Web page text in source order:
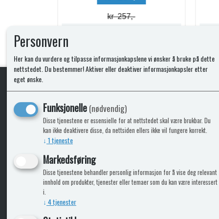
kr 74,-
Kjøp
KLikk & hent
ICARAVANGRUPPEN
Bobilkjeden - iCaravan Tromsø
Caravan.no - når camping er livet
Fritidsvarehuset.no - barn og velvære
Cookies
Personvern
Her kan du vurdere og tilpasse informasjonkapslene vi ønsker å bruke på dette
nettstedet. Du bestemmer! Aktiver eller deaktiver informasjonkapsler etter
eget ønske.
Funksjonelle(nødvendig)
Disse tjenestene er essensielle for at nettstedet skal være brukbar. Du
kan ikke deaktivere disse, da nettsiden ellers ikke vil fungere korrekt.
↓ 1tjeneste
Markedsføring
Disse tjenestene behandler personlig informasjon for å vise deg relevant
innhold om produkter, tjenester eller temaer som du kan være interessert
i.
↓ 4tjenester